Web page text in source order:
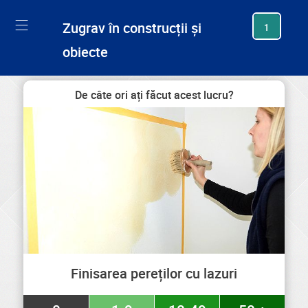
Zugrav în construcții și
obiecte
1
De câte ori ați făcut acest lucru?
Finisarea pereților cu lazuri